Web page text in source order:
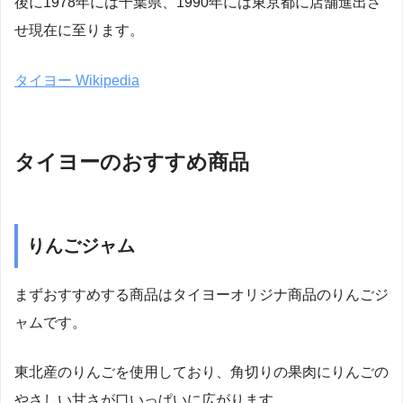
せ現在に至ります。
タイヨー Wikipedia
タイヨーのおすすめ商品
りんごジャム
まずおすすめする商品はタイヨーオリジナ商品のりんごジ
ャムです。
東北産のりんごを使用しており、角切りの果肉にりんごの
やさしい甘さが口いっぱいに広がります。